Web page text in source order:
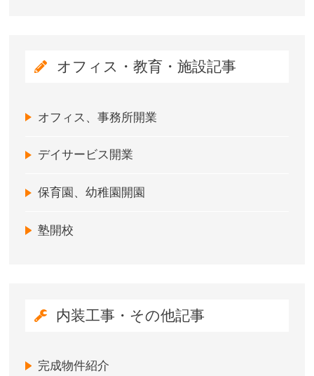
オフィス・教育・施設記事
オフィス、事務所開業
デイサービス開業
保育園、幼稚園開園
塾開校
内装工事・その他記事
完成物件紹介